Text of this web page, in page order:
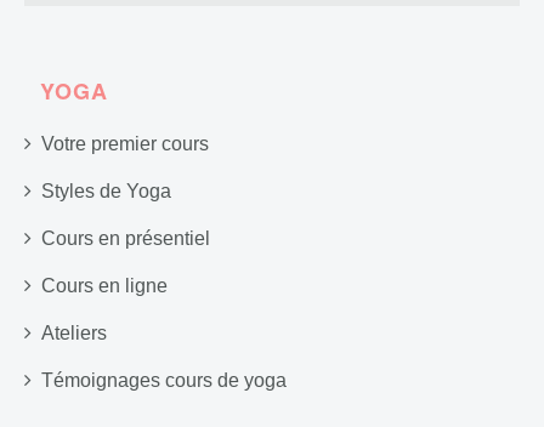
YOGA
Votre premier cours
Styles de Yoga
Cours en présentiel
Cours en ligne
Ateliers
Témoignages cours de yoga